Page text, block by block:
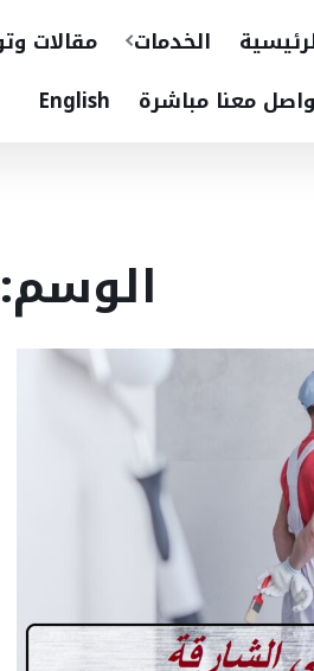
الخدمات مقالات
معنا مباشرة
English